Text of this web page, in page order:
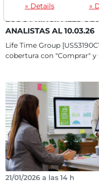
10/03/2026 a las 14 h
LOS 5 PRINCIPALES
ANALISTAS AL 10.03.26
Life Time Group
cobertura con "Comprar"
21/01/2026 a las 14 h
» Details »